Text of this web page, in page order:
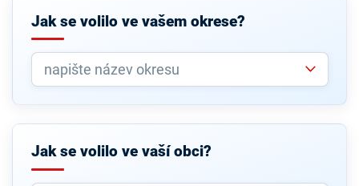
Jak se volilo ve vašem okrese?
Jak se volilo ve vaší obci?